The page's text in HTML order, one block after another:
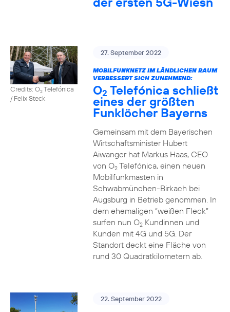
Credits: O2Telefónica
/ Felix Steck
27. September 2022
MOBILFUNKNETZ IM LÄNDLICHEN RAUM
VERBESSERT SICH ZUNEHMEND:
O2 Telefónica schließt
eines der größten
Funklöcher Bayerns
Gemeinsam mit dem Bayerischen
Wirtschaftsminister Hubert
Aiwanger hat Markus Haas, CEO
von O2Telefónica, einen neuen
Mobilfunkmasten in
Schwabmünchen-Birkach bei
Augsburg in Betrieb genommen. In
dem ehemaligen “weißen Fleck”
surfen nun O2Kundinnen und
Kunden mit 4G und 5G. Der
Standort deckt eine Fläche von
rund 30 Quadratkilometern ab.
22. September 2022